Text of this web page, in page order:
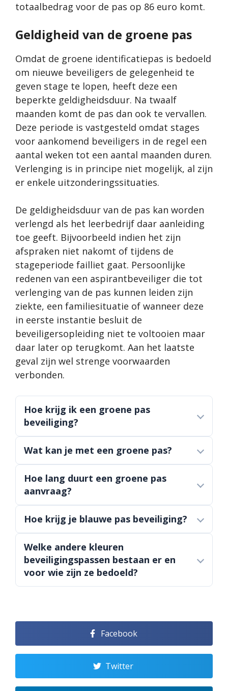
totaalbedrag voor de pas op 86 euro komt.
Geldigheid van de groene pas
Omdat de groene identificatiepas is bedoeld
om nieuwe beveiligers de gelegenheid te
geven stage te lopen, heeft deze een
beperkte geldigheidsduur. Na twaalf
maanden komt de pas dan ook te vervallen.
Deze periode is vastgesteld omdat stages
voor aankomend beveiligers in de regel een
aantal weken tot een aantal maanden duren.
Verlenging is in principe niet mogelijk, al zijn
er enkele uitzonderingssituaties.
De geldigheidsduur van de pas kan worden
verlengd als het leerbedrijf daar aanleiding
toe geeft. Bijvoorbeeld indien het zijn
afspraken niet nakomt of tijdens de
stageperiode failliet gaat. Persoonlijke
redenen van een aspirantbeveiliger die tot
verlenging van de pas kunnen leiden zijn
ziekte, een familiesituatie of wanneer deze
in eerste instantie besluit de
beveiligersopleiding niet te voltooien maar
daar later op terugkomt. Aan het laatste
geval zijn wel strenge voorwaarden
verbonden.
Hoe krijg ik een groene pas
beveiliging?
Wat kan je met een groene pas?
Hoe lang duurt een groene pas
aanvraag?
Hoe krijg je blauwe pas beveiliging?
Welke andere kleuren
beveiligingspassen bestaan er en
voor wie zijn ze bedoeld?
Facebook
Twitter